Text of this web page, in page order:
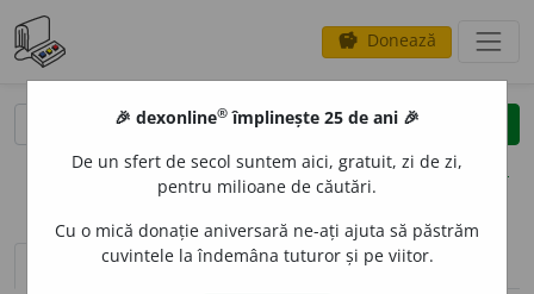
savings Donează
clear
opțiuni
definiții (1) pronunțievolume_up (50)
🎉 dexonline® împlinește 25 de ani 🎉
De un sfert de secol suntem aici, gratuit, zi de zi,
pentru milioane de căutări.
Cu o mică donație aniversară ne-ați ajuta să păstrăm
cuvintele la îndemâna tuturor și pe viitor.